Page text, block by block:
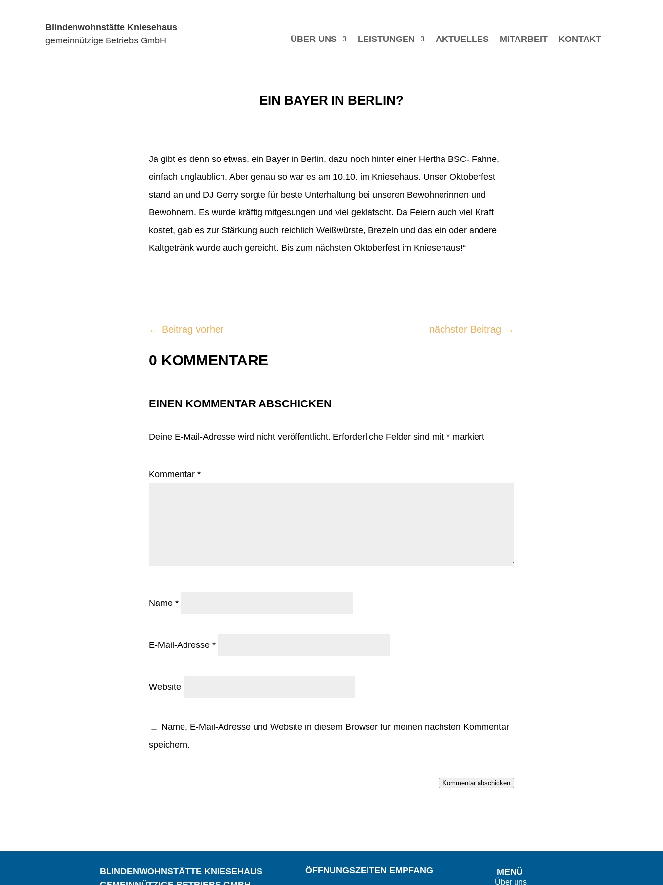
Blindenwohnstätte Kniesehaus
gemeinnützige Betriebs GmbH
ÜBER UNS LEISTUNGEN AKTUELLES MITARBEIT KONTAKT
EIN BAYER IN BERLIN?
Ja gibt es denn so etwas, ein Bayer in Berlin, dazu noch hinter einer Hertha BSC- Fahne,
einfach unglaublich. Aber genau so war es am 10.10. im Kniesehaus. Unser Oktoberfest
stand an und DJ Gerry sorgte für beste Unterhaltung bei unseren Bewohnerinnen und
Bewohnern. Es wurde kräftig mitgesungen und viel geklatscht. Da Feiern auch viel Kraft
kostet, gab es zur Stärkung auch reichlich Weißwürste, Brezeln und das ein oder andere
Kaltgetränk wurde auch gereicht. Bis zum nächsten Oktoberfest im Kniesehaus!“
← Beitrag vorher nächster Beitrag →
0 KOMMENTARE
EINEN KOMMENTAR ABSCHICKEN
Deine E-Mail-Adresse wird nicht veröffentlicht. Erforderliche Felder sind mit * markiert
Kommentar *
Name *
E-Mail-Adresse *
Website
Name, E-Mail-Adresse und Website in diesem Browser für meinen nächsten Kommentar
speichern.
Kommentar abschicken
BLINDENWOHNSTÄTTE KNIESEHAUS
ÖFFNUNGSZEITEN EMPFANG MENÜ
Über uns